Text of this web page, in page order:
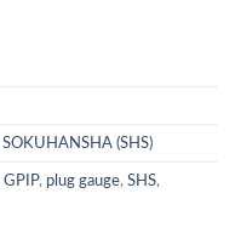
SOKUHANSHA (SHS)
GPIP, plug gauge, SHS,